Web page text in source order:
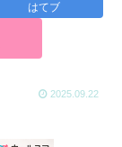
はてブ
2025.09.22